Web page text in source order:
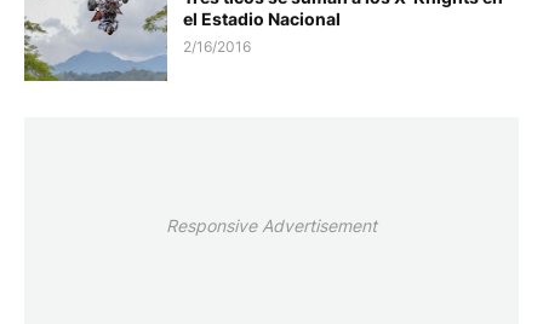
el Estadio Nacional
2/16/2016
Responsive Advertisement